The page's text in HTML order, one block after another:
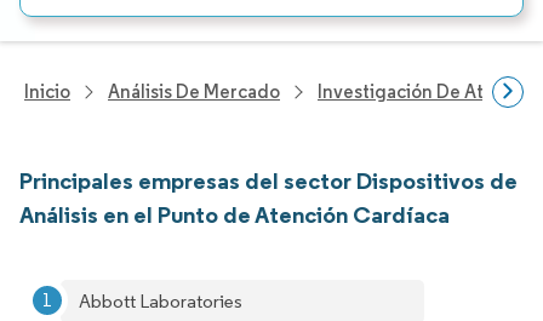
Inicio Análisis De Mercado Investigación De
Principales empresas del sector Dispositivos de
Análisis en el Punto de Atención Cardíaca
Abbott Laboratories